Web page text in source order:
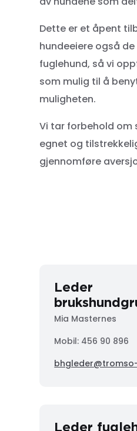
Dette er et åpent
hundeeiere også
fuglehund, så vi
som mulig til å
muligheten.
Vi tar forbehold om
egnet og
gjennomføre
Leder
Mia Masternes
Mobil: 456 90 896
Leder